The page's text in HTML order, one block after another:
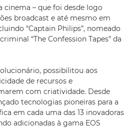
cinema – que foi desde logo
broadcast e até mesmo em
“Captain Philips”, nomeado
“The Confession Tapes” da
possibilitou aos
de recursos e
com criatividade. Desde
tecnologias pioneiras para a
em cada uma das 13 inovadoras
adicionadas à gama EOS